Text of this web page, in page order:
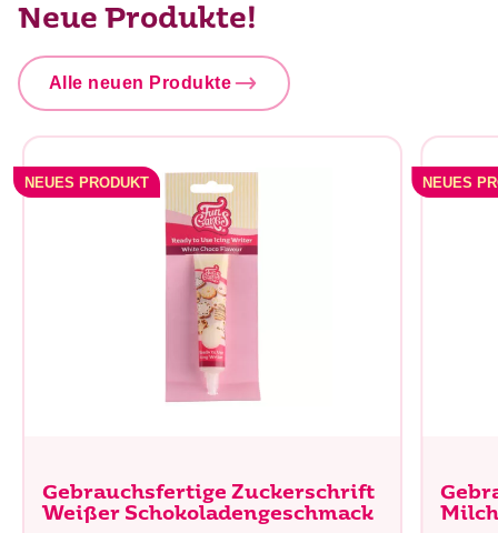
Neue Produkte!
Alle neuen Produkte
NEUES PRODUKT
Gebrauchsfertige Zuckerschrift
Weißer Schokoladengeschmack
NEUES